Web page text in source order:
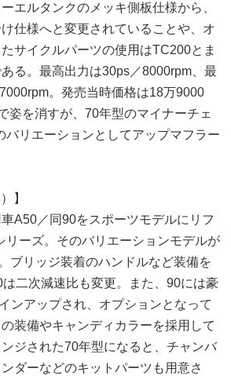
エルタンクのメッキ側板仕様から、
仕様へと変更されていることや、オ
サイクルパーツの使用はTC200とま
る。最高出力は30ps／8000rpm、最
。発売当時価格は18万9000
姿を消すが、70年型のマイナーチェ
バリエーションとしてアップマフラー
】
A50／同90をスポーツモデルにリフ
リーズ。そのバリエーションモデルが
ブリッジ装着のハンドルなど装備を
二次減速比も変更。また、90には豪
ンアップされ、オプションとなって
装備やキャンディカラーを採用して
ジされた70年型になると、チャンバ
ダーなどのキットパーツも用意さ